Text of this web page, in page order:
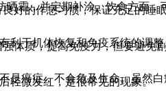
霜，并定期补涂。饮食方面
好的作息习惯，保证充足的睡
于机体恢复和免疫系统的调
体质，提高免疫力，但要避免
癌症，不会危及生命。虽然
轻微发红，是很常见的现象。